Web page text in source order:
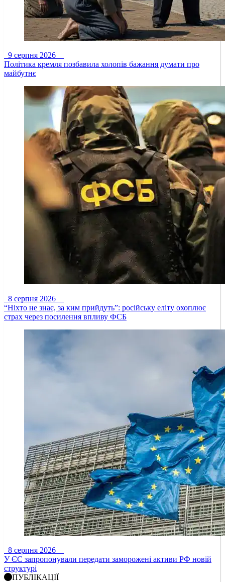
9 серпня 2026
Політика кремля позбавила холопів бажання думати про
майбутнє
8 серпня 2026
“Ніхто не знає, за ким прийдуть”: російську еліту охоплює
страх через посилення впливу ФСБ
8 серпня 2026
У ЄС запропонували передати заморожені активи РФ новій
структурі
ПУБЛІКАЦІЇ